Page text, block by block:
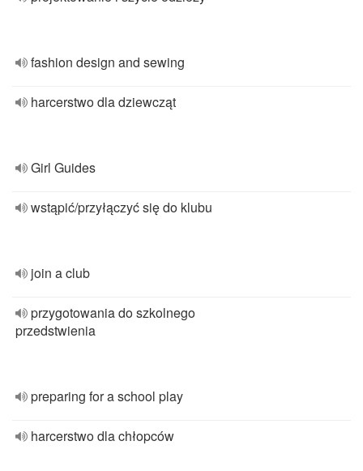
fashion design and sewing
harcerstwo dla dziewcząt
Girl Guides
wstąpić/przyłączyć się do klubu
join a club
przygotowania do szkolnego
przedstwienia
preparing for a school play
harcerstwo dla chłopców